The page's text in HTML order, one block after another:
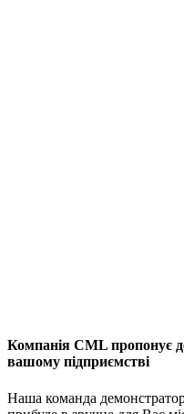
Компанія CML пропонує
вашому підприємстві
Наша команда